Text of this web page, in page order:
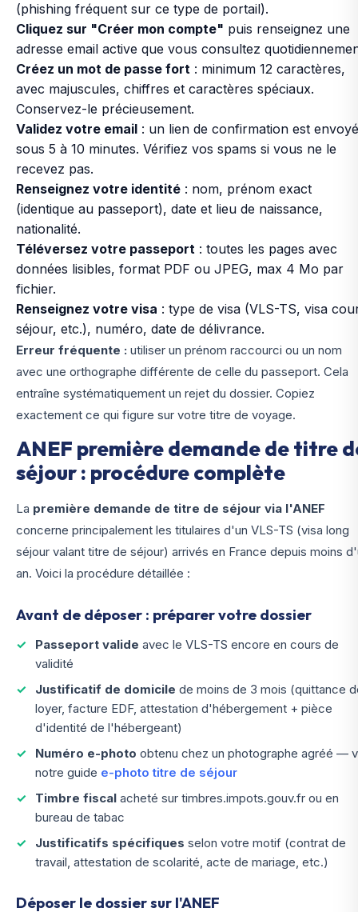
(phishing fréquent sur ce type de portail).
Cliquez sur "Créer mon compte" puis renseignez une
adresse email active que vous consultez
Créez un mot de passe fort : minimum 12 caractères,
avec majuscules, chiffres et caractères spéciaux.
Conservez-le précieusement.
Validez votre email : un lien de confirmation est envoyé
sous 5 à 10 minutes. Vérifiez vos spams si vous ne le
recevez pas.
Renseignez votre identité : nom, prénom exact
(identique au passeport), date et lieu de naissance,
nationalité.
Téléversez votre passeport : toutes les pages avec
données lisibles, format PDF ou JPEG, max 4 Mo par
fichier.
Renseignez votre visa : type de visa (VLS-TS, visa
séjour, etc.), numéro, date de délivrance.
Erreur fréquente : utiliser un prénom raccourci ou un nom
avec une orthographe différente de celle du passeport. Cela
entraîne systématiquement un rejet du dossier. Copiez
exactement ce qui figure sur votre titre de voyage.
ANEF première demande de titre
séjour : procédure complète
La première demande de titre de séjour via l'ANEF
concerne principalement les titulaires d'un VLS-TS (visa long
séjour valant titre de séjour) arrivés en France depuis moins
an. Voici la procédure détaillée :
Avant de déposer : préparer votre dossier
Passeport valide avec le VLS-TS encore en cours de
validité
Justificatif de domicile de moins de 3 mois (quittance
loyer, facture EDF, attestation d'hébergement + pièce
d'identité de l'hébergeant)
Numéro e-photo obtenu chez un photographe agréé —
notre guide e-photo titre de séjour
Timbre fiscal acheté sur timbres.impots.gouv.fr ou en
bureau de tabac
Justificatifs spécifiques selon votre motif (contrat de
travail, attestation de scolarité, acte de mariage, etc.)
Déposer le dossier sur l'ANEF